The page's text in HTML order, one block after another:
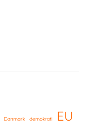
Danmark demokrati EU